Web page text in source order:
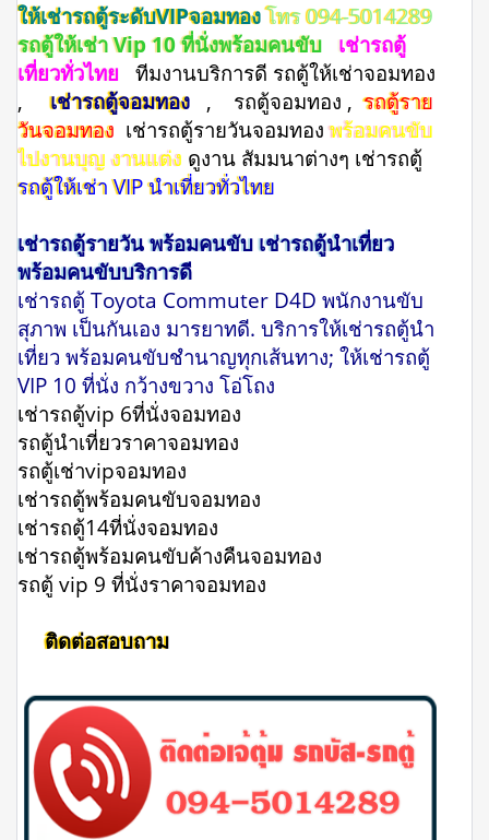
ให้เช่ารถตู้ระดับVIPจอมทองโทร 094-5014289
รถตู้ให้เช่า Vip 10 ที่นั่งพร้อมคนขับ เช่ารถตู้
เที่ยวทั่วไทย
ทีมงานบริการดี รถตู้ให้เช่าจอมทอง
,
เช่ารถตู้จอมทอง , รถตู้จอมทอง ,รถตู้ราย
วันจอมทอง เช่ารถตู้รายวันจอมทอง พร้อมคนขับ
ไปงานบุญ งานแต่ง ดูงาน สัมมนาต่างๆ เช่ารถตู้
รถตู้ให้เช่า VIP นำเที่ยวทั่วไทย
เช่ารถตู้รายวัน พร้อมคนขับ เช่ารถตู้นำเที่ยว
พร้อมคนขับบริการดี
เช่ารถตู้ Toyota Commuter D4D พนักงานขับ
สุภาพ เป็นกันเอง มารยาทดี. บริการให้เช่ารถตู้นำ
เที่ยว พร้อมคนขับชำนาญทุกเส้นทาง; ให้เช่ารถตู้
VIP 10 ที่นั่ง กว้างขวาง โอ่โถง
เช่ารถตู้vip 6ที่นั่งจอมทอง
รถตู้นําเที่ยวราคาจอมทอง
รถตู้เช่าvipจอมทอง
เช่ารถตู้พร้อมคนขับจอมทอง
เช่ารถตู้14ที่นั่งจอมทอง
เช่ารถตู้พร้อมคนขับค้างคืนจอมทอง
รถตู้ vip 9 ที่นั่งราคาจอมทอง
ติดต่อสอบถาม